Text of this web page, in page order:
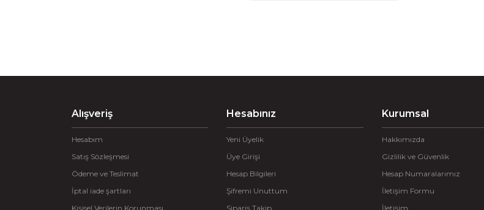
Alışveriş
Hesabım
Satış Sözleşmesi
Ödeme ve Teslimat
İptal iade şartları
Kişisel Verilerin Korunması
Hesabınız
Yeni Üyelik
Üye Girişi
Hesap Bilgileri
Şifremi Unuttum
Sipariş Takip
Kurumsal
Hakkımızda
Gizlilik ve Güvenlik
Hesap Numaralarımız
İletişim Formu
İletişim